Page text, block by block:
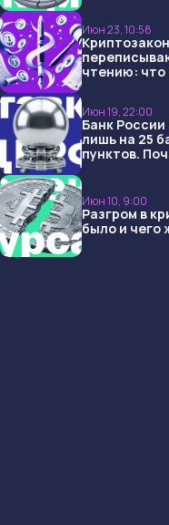
Июн 23, 10:58
Криптозакон
чтению: что
Июн 19, 22:00
Банк России
лишь на 25
пунктов.
Июн 10, 9:00
Разгром в
было и чего